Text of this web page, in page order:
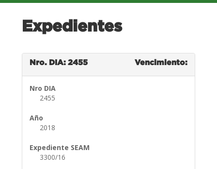
Expedientes
Nro. DIA: 2455 Vencimiento:
Nro DIA
2455
Año
2018
Expediente SEAM
3300/16